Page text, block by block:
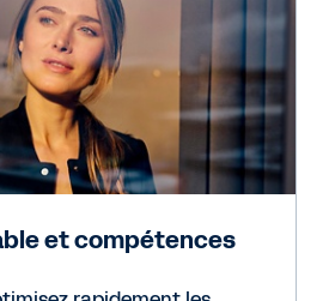
et compétences